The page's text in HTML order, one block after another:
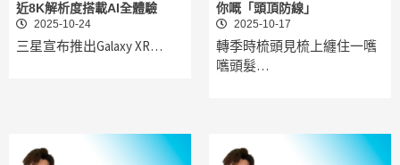
近8K解析度搭載AI全體驗
2025-10-24
三星宣布推出Galaxy XR…
你嘅「頭頂防線」
2025-10-17
轉季時梳頭見梳上纏住一嚿
嚿頭髮…